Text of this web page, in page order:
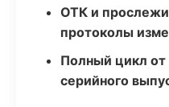
ОТК и
протоколы
Полный цикл от
серийного